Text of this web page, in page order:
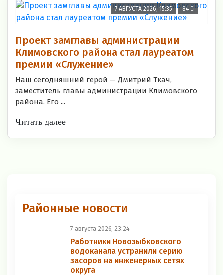
7 АВГУСТА 2026, 15:35 84
Проект замглавы администрации
Климовского района стал лауреатом
премии «Служение»
Наш сегодняшний герой — Дмитрий Ткач,
заместитель главы администрации Климовского
района. Его ...
Читать далее
Районные новости
7 августа 2026, 23:24
Работники Новозыбковского
водоканала устранили серию
засоров на инженерных сетях
округа